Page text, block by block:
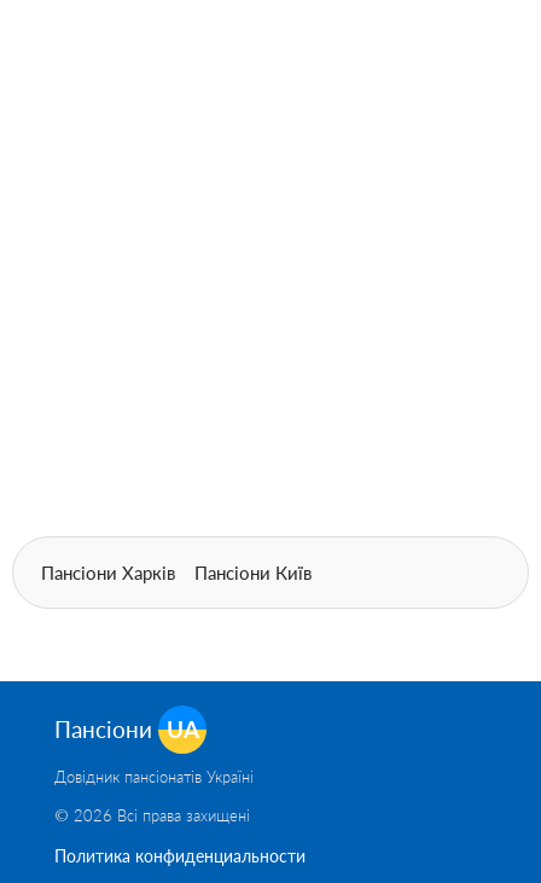
Пансіони Харків Пансіони Київ
Пансіони UA
Довідник пансіонатів Україні
© 2026 Всі права захищені
Политика конфиденциальности